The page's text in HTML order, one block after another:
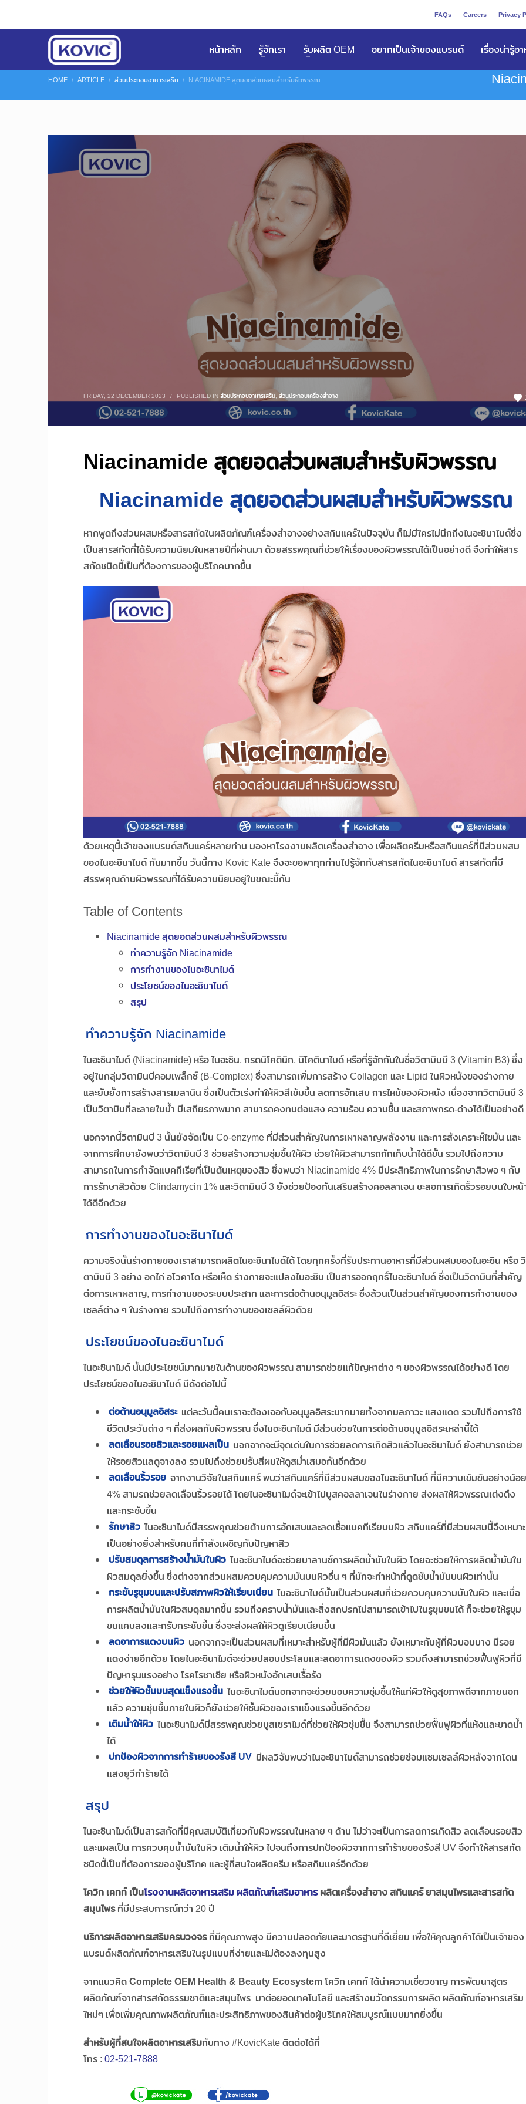
FAQs Careers Privacy
หน้าหลัก รูัจักเรา รับผลิต OEM อยากเป็นเจ้าของแบรนด์ เรื่องน่ารู้อ
HOME ARTICLE ส่วนประกอบอาหารเสริม NIACINAMIDE สุดยอดส่วนผสมสำหรับผิวพรรณ
FRIDAY, 22 DECEMBER 2023 / PUBLISHED INส่วนประกอบอาหารเสริม, ส่วนประกอบเครื่องสำอาง
Niacinamide สุดยอดส่วนผสมสำหรับผิวพรรณ
Niacinamide สุดยอดส่วนผสมสำหรับผิวพรรณ
หากพูดถึงส่วนผสมหรือสารสกัดในผลิตภัณฑ์เครื่องสำอางอย่างสกินแคร์ในปัจจุบัน ก็ไม่มีใครไม่นึกถึงไนอะซินาไมด์ซึ่ง
เป็นสารสกัดที่ได้รับความนิยมในหลายปีที่ผ่านมา ด้วยสรรพคุณที่ช่วยให้เรื่องของผิวพรรณได้เป็นอย่างดี จึงทำให้สาร
สกัดชนิดนี้เป็นที่ต้องการของผู้บริโภคมากขึ้น
ด้วยเหตุนี้เจ้าของแบรนด์สกินแคร์หลายท่าน มองหาโรงงานผลิตเครื่องสำอาง เพื่อผลิตครีมหรือสกินแคร์ที่มีส่วนผสม
ของไนอะซินาไมด์ กันมากขึ้น วันนี้ทาง Kovic Kate จึงจะขอพาทุกท่านไปรู้จักกับสารสกัดไนอะซินาไมด์ สารสกัดที่มี
สรรพคุณด้านผิวพรรณที่ได้รับความนิยมอยู่ในขณะนี้กัน
Table of Contents
Niacinamide สุดยอดส่วนผสมสำหรับผิวพรรณ
ทำความรู้จัก Niacinamide
การทำงานของไนอะซินาไมด์
ประโยชน์ของไนอะซินาไมด์
สรุป
ทำความรู้จัก Niacinamide
ไนอะซินาไมด์ (Niacinamide) หรือ ไนอะซิน, กรดนิโคตินิก, นิโคตินาไมด์ หรือที่รู้จักกันในชื่อวิตามินบี 3 (Vitamin B3) ซึ่ง
อยู่ในกลุ่มวิตามินบีคอมเพล็กซ์ (B-Complex) ซึ่งสามารถเพิ่มการสร้าง Collagen และ Lipid ในผิวหนังของร่างกาย
และยับยั้งการสร้างสารเมลานิน ซึ่งเป็นตัวเร่งทำให้ผิวสีเข้มขึ้น ลดการอักเสบ การไหม้ของผิวหนัง เนื่องจากวิตามินบี 3
เป็นวิตามินที่ละลายในน้ำ มีเสถียรภาพมาก สามารถคงทนต่อแสง ความร้อน ความชื้น และสภาพกรด-ด่างได้เป็นอย่างดี
นอกจากนี้วิตามินบี 3 นั้นยังจัดเป็น Co-enzyme ที่มีส่วนสำคัญในการเผาผลาญพลังงาน และการสังเคราะห์ไขมัน และ
จากการศึกษายังพบว่าวิตามินบี 3 ช่วยสร้างความชุ่มชื้นให้ผิว ช่วยให้ผิวสามารถกักเก็บน้ำได้ดีขั้น รวมไปถึงความ
สามารถในการกำจัดแบคทีเรียที่เป็นต้นเหตุของสิว ซึ่งพบว่า Niacinamide 4% มีประสิทธิภาพในการรักษาสิวพอ ๆ กับ
การรักษาสิวด้วย Clindamycin 1% และวิตามินบี 3 ยังช่วยป้องกันเสริมสร้างคอลลาเจน ชะลอการเกิดริ้วรอยบนใบหน้
ได้ดีอีกด้วย
การทำงานของไนอะซินาไมด์
ความจริงนั้นร่างกายของเราสามารถผลิตไนอะซินาไมด์ได้ โดยทุกครั้งที่รับประทานอาหารที่มีส่วนผสมของไนอะซิน หรือ วิ
ตามินบี 3 อย่าง อกไก่ อโวคาโด หรือเห็ด ร่างกายจะแปลงไนอะซิน เป็นสารออกฤทธิ์ไนอะซินาไมด์ ซึ่งเป็นวิตามินที่สำคัญ
ต่อการเผาผลาญ, การทำงานของระบบประสาท และการต่อต้านอนุมูลอิสระ ซึ่งล้วนเป็นส่วนสำคัญของการทำงานของ
เซลล์ต่าง ๆ ในร่างกาย รวมไปถึงการทำงานของเซลล์ผิวด้วย
ประโยชน์ของไนอะซินาไมด์
ไนอะซินาไมด์ นั้นมีประโยชน์มากมายในด้านของผิวพรรณ สามารถช่วยแก้ปัญหาต่าง ๆ ของผิวพรรณได้อย่างดี โดย
ประโยชน์ของไนอะซินาไมด์ มีดังต่อไปนี้
ต่อต้านอนุมูลอิสระ แต่ละวันนี้คนเราจะต้องเจอกับอนุมูลอิสระมากมายทั้งจากมลภาวะ แสงแดด รวมไปถึงการใช้
ชีวิตประวันต่าง ๆ ที่ส่งผลกับผิวพรรณ ซึ่งไนอะซินาไมด์ มีส่วนช่วยในการต่อต้านอนุมูลอิสระเหล่านี้ได้
ลดเลือนรอยสิวและรอยแผลเป็น นอกจากจะมีจุดเด่นในการช่วยลดการเกิดสิวแล้วไนอะซินาไมด์ ยังสามารถช่วย
ให้รอยสิวแลดูจางลง รวมไปถึงช่วยปรับสีผมให้ดูสม่ำเสมอกันอีกด้วย
ลดเลือนริ้วรอย จากงานวิจัยในสกินแคร์ พบว่าสกินแคร์ที่มีส่วนผสมของไนอะซินาไมด์ ที่มีความเข้มข้นอย่างน้อ
4% สามรถช่วยลดเลือนริ้วรอยได้ โดยไนอะซินาไมด์จะเข้าไปบูสคอลลาเจนในร่างกาย ส่งผลให้ผิวพรรณเต่งตึง
และกระชับขึ้น
รักษาสิว ไนอะซินาไมด์มีสรรพคุณช่วยต้านการอักเสบและลดเชื้อแบคทีเรียบนผิว สกินแคร์ที่มีส่วนผสมนี้จึงเหมาะ
เป็นอย่างยิ่งสำหรับคนที่กำลังเผชิญกับปัญหาสิว
ปรับสมดุลการสร้างน้ำมันในผิว ไนอะซินาไมด์จะช่วยบาลานซ์การผลิตน้ำมันในผิว โดยจะช่วยให้การผลิตน้ำมันใน
ผิวสมดุลยิ่งขึ้น ซึ่งต่างจากส่วนผสมควบคุมความมันบนผิวอื่น ๆ ที่มักจะทำหน้าที่ดูดซับน้ำมันบนผิวเท่านั้น
กระชับรูขุมขนและปรับสภาพผิวให้เรียบเนียน ไนอะซินาไมด์นั้นเป็นส่วนผสมที่ช่วยควบคุมความมันในผิว และเมื่อ
การผลิตน้ำมันในผิวสมดุลมากขึ้น รวมถึงคราบน้ำมันและสิ่งสกปรกไม่สามารถเข้าไปในรูขุมขนได้ ก็จะช่วยให้รูขุม
ขนแคบลงและกรับกระชับขึ้น ซึ่งจะส่งผลให้ผิวดูเรียบเนียนขึ้น
ลดอาการแดงบนผิว นอกจากจะเป็นส่วนผสมที่เหมาะสำหรับผู้ที่มีผิวมันแล้ว ยังเหมาะกับผู้ที่ผิวบอบบาง มีรอย
แดงง่ายอีกด้วย โดยไนอะซินาไมด์จะช่วยปลอบประโลมและลดอาการแดงของผิว รวมถึงสามารถช่วยฟื้นฟูผิวที่มี
ปัญหารุนแรงอย่าง โรคโรซาเซีย หรือผิวหนังอักเสบเรื้อรัง
ช่วยให้ผิวชั้นบนสุดแข็งแรงขึ้น ไนอะซินาไมด์นอกจากจะช่วยมอบความชุ่มชื้นให้แก่ผิวให้ดูสุขภาพดีจากภายนอก
แล้ว ความชุ่มชื้นภายในผิวก็ยังช่วยให้ชั้นผิวของเราแข็งแรงขึ้นอีกด้วย
เติมน้ำให้ผิว ไนอะซินาไมด์มีสรรพคุณช่วยบูสเซราไมด์ที่ช่วยให้ผิวชุ่มชื้น จึงสามารถช่วยฟื้นฟูผิวที่แห้งและขาดน้ำ
ได้
ปกป้องผิวจากการทำร้ายของรังสี UV มีผลวิจับพบว่าไนอะซินาไมด์สามารถช่วยซ่อมแซมเซลล์ผิวหลังจากโดน
แสงยูวีทำร้ายได้
สรุป
ไนอะซินาไมด์เป็นสารสกัดที่มีคุณสมบัติเกี่ยวกับผิวพรรณในหลาย ๆ ด้าน ไม่ว่าจะเป็นการลดการเกิดสิว ลดเลือนรอยสิว
และแผลเป็น การควบคุมน้ำมันในผิว เติมน้ำให้ผิว ไปจนถึงการปกป้องผิวจากการทำร้ายของรังสี UV จึงทำให้สารสกัด
ชนิดนี้เป็นที่ต้องการของผู้บริโภค และผู้ที่สนใจผลิตครีม หรือสกินแคร์อีกด้วย
โควิก เคทท์ เป็นโรงงานผลิตอาหารเสริม ผลิตภัณฑ์เสริมอาหารผลิตเครื่องสำอาง สกินแคร์ ยาสมุนไพรและสารสกัด
สมุนไพรที่มีประสบการณ์กว่า 20 ปี
บริการผลิตอาหารเสริมครบวงจรที่มีคุณภาพสูง มีความปลอดภัยและมาตรฐานที่ดีเยี่ยม เพื่อให้คุณลูกค้าได้เป็นเจ้าของ
แบรนด์ผลิตภัณฑ์อาหารเสริมในรูปแบบที่ง่ายและไม่ต้องลงทุนสูง
จากแนวคิดComplete OEM Health & Beauty Ecosystemโควิก เคทท์ ได้นำความเชี่ยวชาญ การพัฒนาสูตร
ผลิตภัณฑ์จากสารสกัดธรรมชาติและสมุนไพร มาต่อยอดเทคโนโลยี และสร้างนวัตกรรมการผลิต ผลิตภัณฑ์อาหารเสริม
ใหม่ๆ เพื่อเพิ่มคุณภาพผลิตภัณฑ์และประสิทธิภาพของสินค้าต่อผู้บริโภคให้สมบูรณ์แบบมากยิ่งขึ้น
สำหรับผู้ที่สนใจผลิตอาหารเสริมกับทาง #KovicKate ติดต่อได้ที่
โทร : 02-521-7888